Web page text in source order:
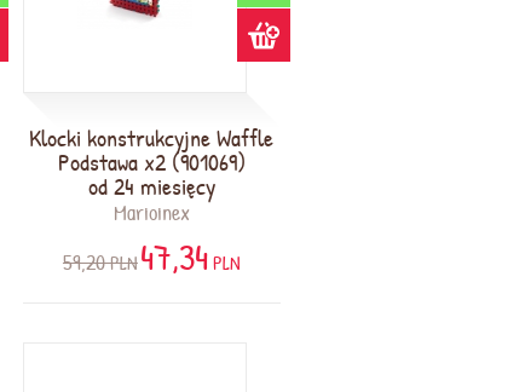
Klocki konstrukcyjne Waffle
Podstawa x2 (901069)
od 24 miesięcy
Marioinex
59,20PLN47,34PLN